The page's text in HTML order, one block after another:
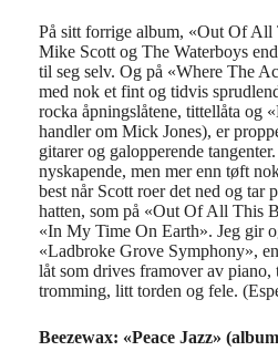
På sitt forrige album, «Out Of
Mike Scott og The Waterboys
til seg selv. Og på «Where The
med nok et fint og tidvis
rocka åpningslåtene, tittellåta og
handler om Mick Jones), er
gitarer og galopperende
nyskapende, men mer enn tøft
best når Scott roer det ned og tar
hatten, som på «Out Of All This
«In My Time On Earth». Jeg gir
«Ladbroke Grove Symphony»,
låt som drives framover av
tromming, litt torden og fele.
Beezewax: «Peace Jazz»